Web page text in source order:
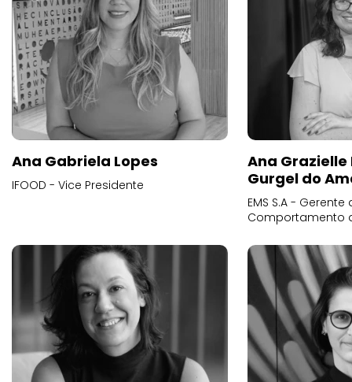
Ana Gabriela Lopes
IFOOD - Vice Presidente
Ana
Gurgel do
EMS S.A -
Comportamento